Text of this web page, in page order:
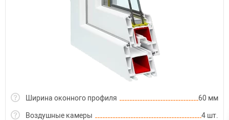
Ширина оконного профиля 60 мм
Воздушные камеры 4 шт.